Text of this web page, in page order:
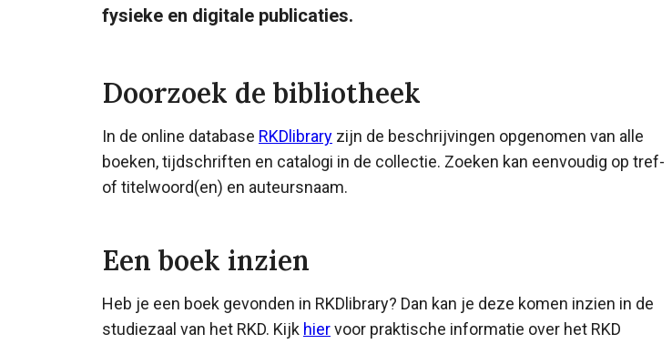
fysieke en digitale publicaties.
Doorzoek de bibliotheek
In de online database RKDlibrary zijn de beschrijvingen opgenomen van alle
boeken, tijdschriften en catalogi in de collectie. Zoeken kan eenvoudig op tref-
of titelwoord(en) en auteursnaam.
Een boek inzien
Heb je een boek gevonden in RKDlibrary? Dan kan je deze komen inzien in de
studiezaal van het RKD. Kijk hiervoor praktische informatie over het RKD